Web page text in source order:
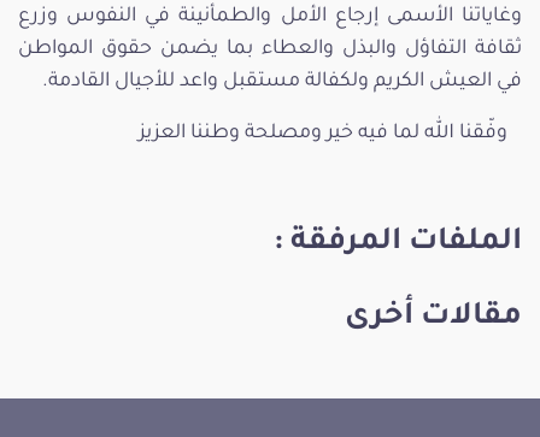
وغاياتنا الأسمى إرجاع الأمل والطمأنينة في النفوس وزرع
ثقافة التفاؤل والبذل والعطاء بما يضمن حقوق المواطن
في العيش الكريم ولكفالة مستقبل واعد للأجيال القادمة.
وفّقنا الله لما فيه خير ومصلحة وطننا العزيز
الملفات المرفقة :
مقالات أخرى